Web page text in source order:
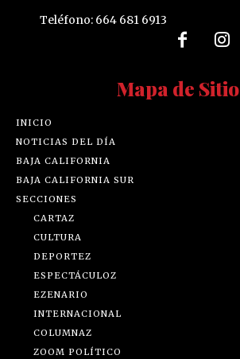
Teléfono: 664 681 6913
Mapa de Sitio
INICIO
NOTICIAS DEL DÍA
BAJA CALIFORNIA
BAJA CALIFORNIA SUR
SECCIONES
CARTAZ
CULTURA
DEPORTEZ
ESPECTÁCULOZ
EZENARIO
INTERNACIONAL
COLUMNAZ
ZOOM POLÍTICO